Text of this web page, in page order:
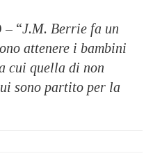
– “J.M. Berrie fa un
attenere i bambini
cui quella di non
sono partito per la